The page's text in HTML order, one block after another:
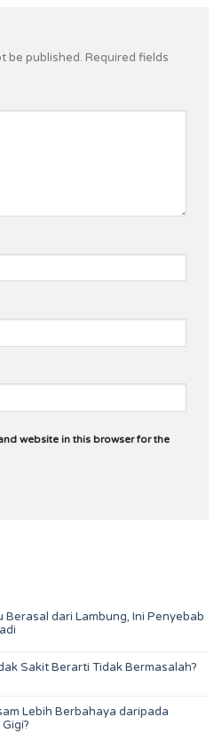
be published. Required fields
website in this browser for the
Berasal dari Lambung, Ini Penyebab
Sakit Berarti Tidak Bermasalah?
Lebih Berbahaya daripada